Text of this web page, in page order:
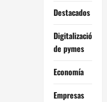
Destacados
Digitalización
de pymes
Economía
Empresas